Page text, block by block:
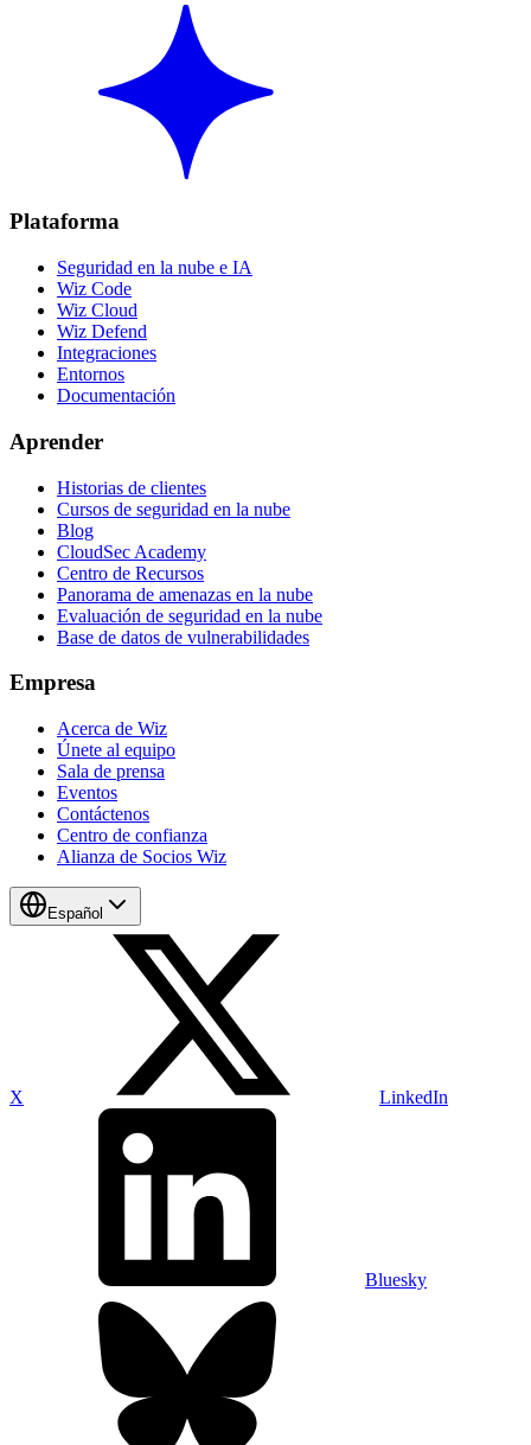
Plataforma
Seguridad en la nube e IA
Wiz Code
Wiz Cloud
Wiz Defend
Integraciones
Entornos
Documentación
Aprender
Historias de clientes
Cursos de seguridad en la nube
Blog
CloudSec Academy
Centro de Recursos
Panorama de amenazas en la nube
Evaluación de seguridad en la nube
Base de datos de vulnerabilidades
Empresa
Acerca de Wiz
Únete al equipo
Sala de prensa
Eventos
Contáctenos
Centro de confianza
Alianza de Socios Wiz
Español
X LinkedIn
Bluesky